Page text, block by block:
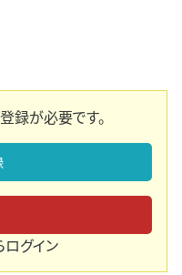
録が必要です。
ログイン